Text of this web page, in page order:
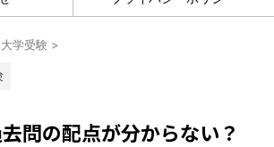
大学受験 >
問の配点が分からない？